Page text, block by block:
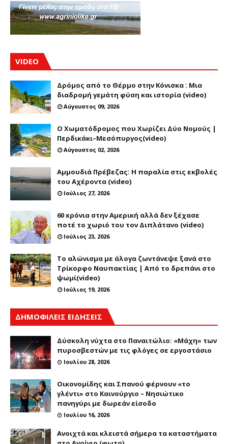
VIDEO
Δρόμος από το Θέρμο στην Κόνισκα : Μια
διαδρομή γεμάτη φύση και ιστορία (video)
Αύγουστος 09, 2026
Ο Χωματόδρομος που Χωρίζει Δύο Νομούς |
Περδικάκι–Μεσόπυργος(video)
Αύγουστος 02, 2026
Αμμουδιά Πρέβεζας: Η παραλία στις εκβολές
του Αχέροντα (video)
Ιούλιος 27, 2026
60 xρόνια στην Αμερική αλλά δεν ξέχασε
ποτέ το χωριό του τον Διπλάτανο (video)
Ιούλιος 23, 2026
Το αλώνισμα με άλογα ζωντάνεψε ξανά στο
Τρίκορφο Ναυπακτίας | Από το δρεπάνι στο
ψωμί(video)
Ιούλιος 19, 2026
ΔΗΜΟΦΙΛΕΙΣ ΕΙΔΗΣΕΙΣ
Δύσκολη νύχτα στο Παναιτώλιο: «Μάχη» των
πυροσβεστών με τις φλόγες σε εργοστάσιο
Ιουλίου 28, 2026
Οικονομίδης και Σπανού φέρνουν «το
γλέντι» στο Καινούργιο – Νησιώτικο
πανηγύρι με δωρεάν είσοδο
Ιουλίου 16, 2026
Ανοιχτά και κλειστά σήμερα τα καταστήματα